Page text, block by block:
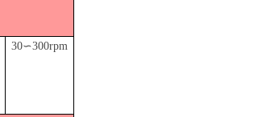
30∽300rpm